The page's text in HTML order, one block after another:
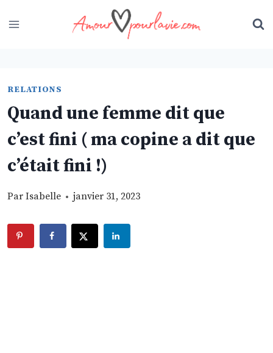
to
RELATIONS
Quand une femme dit que
c’est fini ( ma copine a dit que
c’était fini !)
Par Isabelle janvier 31, 2023